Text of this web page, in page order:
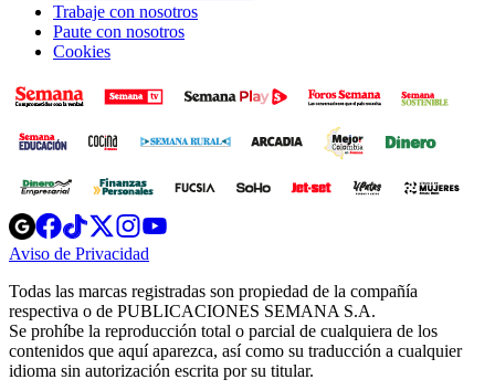
Trabaje con nosotros
Paute con nosotros
Cookies
Opens
in
new
Opens
in
new
Opens
in
new
window
Opens
new
windowwindow
Aviso de Privacidad
new
window
Todas las marcas registradas son propiedad de la compañía
respectiva o de PUBLICACIONES SEMANA S.A.
Se prohíbe la reproducción total o parcial de cualquiera de los
contenidos que aquí aparezca, así como su traducción a cualquier
idioma sin autorización escrita por su titular.